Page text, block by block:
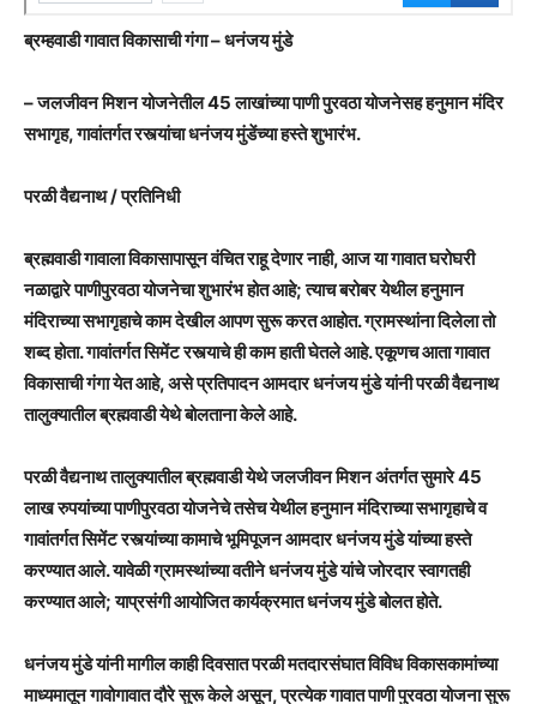
ब्रम्हवाडी गावात विकासाची गंगा – धनंजय मुंडे
– जलजीवन मिशन योजनेतील 45 लाखांच्या पाणी पुरवठा योजनेसह हनुमान मंदिर
सभागृह, गावांतर्गत रस्त्यांचा धनंजय मुंडेंच्या हस्ते शुभारंभ.
परळी वैद्यनाथ / प्रतिनिधी
ब्रह्मवाडी गावाला विकासापासून वंचित राहू देणार नाही, आज या गावात घरोघरी
नळाद्वारे पाणीपुरवठा योजनेचा शुभारंभ होत आहे; त्याच बरोबर येथील हनुमान
मंदिराच्या सभागृहाचे काम देखील आपण सुरू करत आहोत. ग्रामस्थांना दिलेला तो
शब्द होता. गावांतर्गत सिमेंट रस्त्याचे ही काम हाती घेतले आहे. एकूणच आता गावात
विकासाची गंगा येत आहे, असे प्रतिपादन आमदार धनंजय मुंडे यांनी परळी वैद्यनाथ
तालुक्यातील ब्रह्मवाडी येथे बोलताना केले आहे.
परळी वैद्यनाथ तालुक्यातील ब्रह्मवाडी येथे जलजीवन मिशन अंतर्गत सुमारे 45
लाख रुपयांच्या पाणीपुरवठा योजनेचे तसेच येथील हनुमान मंदिराच्या सभागृहाचे व
गावांतर्गत सिमेंट रस्त्यांच्या कामाचे भूमिपूजन आमदार धनंजय मुंडे यांच्या हस्ते
करण्यात आले. यावेळी ग्रामस्थांच्या वतीने धनंजय मुंडे यांचे जोरदार स्वागतही
करण्यात आले; याप्रसंगी आयोजित कार्यक्रमात धनंजय मुंडे बोलत होते.
धनंजय मुंडे यांनी मागील काही दिवसात परळी मतदारसंघात विविध विकासकामांच्या
माध्यमातून गावोगावात दौरे सुरू केले असून, प्रत्येक गावात पाणी पुरवठा योजना सुरू